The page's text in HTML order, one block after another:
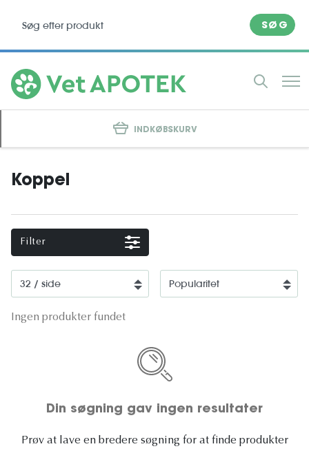
SØG
INDKØBSKURV
Koppel
Filter
Ingen produkter fundet
Din søgning gav ingen resultater
Prøv at lave en bredere søgning for at finde produkter